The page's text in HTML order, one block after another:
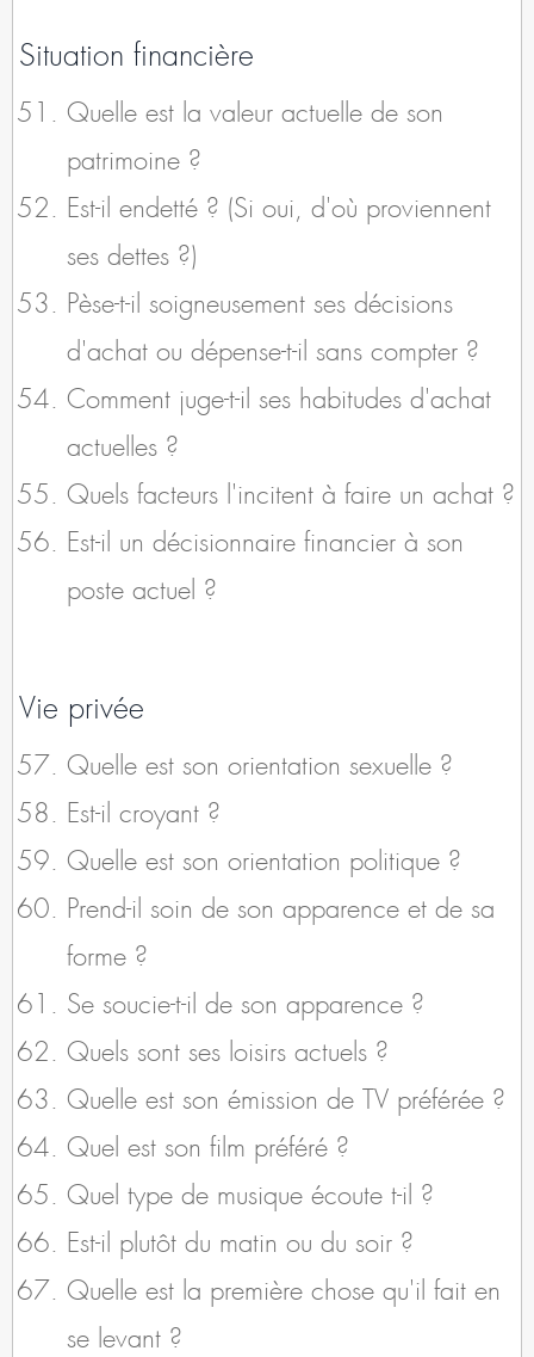
Situation financière
Quelle est la valeur actuelle de son
patrimoine ?
Est-il endetté ? (Si oui, d'où proviennent
ses dettes ?)
Pèse-t-il soigneusement ses décisions
d'achat ou dépense-t-il sans compter ?
Comment juge-t-il ses habitudes d'achat
actuelles ?
Quels facteurs l'incitent à faire un achat ?
Est-il un décisionnaire financier à son
poste actuel ?
Vie privée
Quelle est son orientation sexuelle ?
Est-il croyant ?
Quelle est son orientation politique ?
Prend-il soin de son apparence et de sa
forme ?
Se soucie-t-il de son apparence ?
Quels sont ses loisirs actuels ?
Quelle est son émission de TV préférée ?
Quel est son film préféré ?
Quel type de musique écoute t-il ?
Est-il plutôt du matin ou du soir ?
Quelle est la première chose qu'il fait en
se levant ?